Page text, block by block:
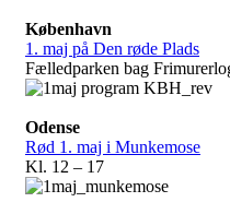
København
1. maj på Den røde Plads
Fælledparken bag
Odense
Rød 1. maj i Munkemose
Kl. 12 – 17